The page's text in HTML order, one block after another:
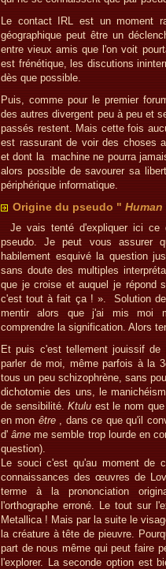
Le contact IRL est un moment
géographique peut être un
entre vieux amis que l'on voit
est frénétique, les discutions
dès que possible.
Puis, comme pour le premier
des autres divergent peu à peu et
passés restent. Mais cette fois
est rassurant de voir des choses
et dont la machine ne pourra
alors possible de savourer sa
périphérique informatique.
Origine du pseudo "
Je vais tenté d'expliquer ici ce
pseudo. Je peut vous assurer
habilement esquivé la question
sans doute des multiples
que je croise et auquel je répond
c'est tout à fait ça ! ». Solution
mentir alors que j'ai mis moi
comprendre la signification. Alors
Et puis c'est tellement jouissif
parler de moi, même parfois à la
tous un peu schizophrène, sans
dichotomie des uns, le
de sensibilité.Ktulu est le nom
en mon être , dans ce que qu'il
d'âme me semble trop lourde en
question).
Le souci c'est qu'au moment de
connaissances des œuvres de
terme à la prononciation
l'orthographe erroné. Le tout sur
Metallica ! Mais par la suite le
la créature à tête de pieuvre.
part de nous même qui peut faire
l'explorer. La seconde option est